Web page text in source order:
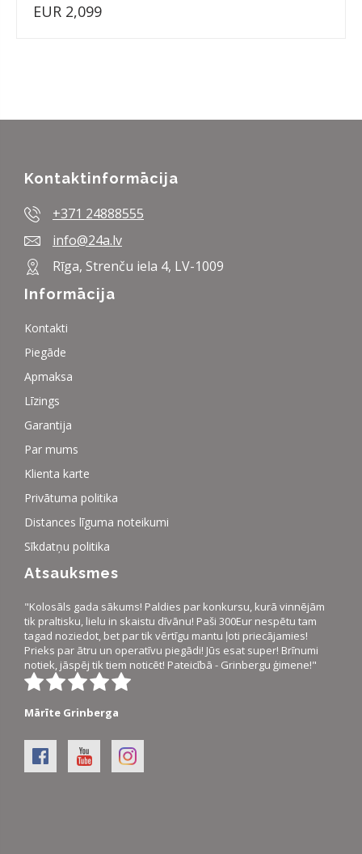
EUR 2,099
Kontaktinformācija
+371 24888555
info@24a.lv
Rīga, Strenču iela 4, LV-1009
Informācija
Kontakti
Piegāde
Apmaksa
Līzings
Garantija
Par mums
Klienta karte
Privātuma politika
Distances līguma noteikumi
Sīkdatņu politika
Atsauksmes
"Kolosāls gada sākums! Paldies par konkursu, kurā vinnējām
tik praltisku, lielu in skaistu dīvānu! Paši 300Eur nespētu tam
tagad noziedot, bet par tik vērtīgu mantu ļoti priecājamies!
Prieks par ātru un operatīvu piegādi! Jūs esat super! Brīnumi
notiek, jāspēj tik tiem noticēt! Pateicībā - Grinbergu ģimene!"
Mārīte Grinberga